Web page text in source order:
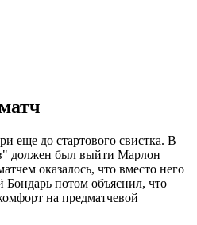
еще до стартового свистка. В
должен был выйти Марлон
оказалось, что вместо него
потом объяснил, что
на предматчевой